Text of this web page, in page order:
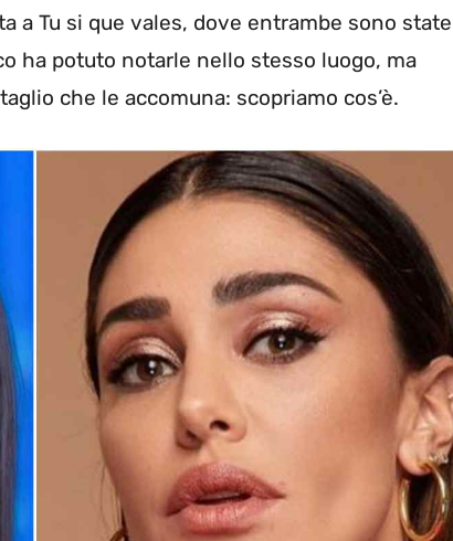
a Tu si que vales, dove entrambe sono state
ha potuto notarle nello stesso luogo, ma
che le accomuna: scopriamo cos’è.